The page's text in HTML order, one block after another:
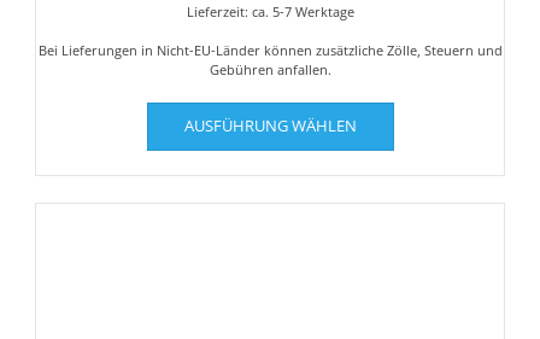
Lieferzeit: ca. 5-7 Werktage
Bei Lieferungen in Nicht-EU-Länder können zusätzliche Zölle, Steuern und
Gebühren anfallen.
AUSFÜHRUNG WÄHLEN
Dieses
weist
mehrere
Varianten